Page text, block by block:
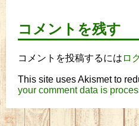
コメントを残す
コメントを投稿するには ロ
This site uses Akismet to
your comment data is